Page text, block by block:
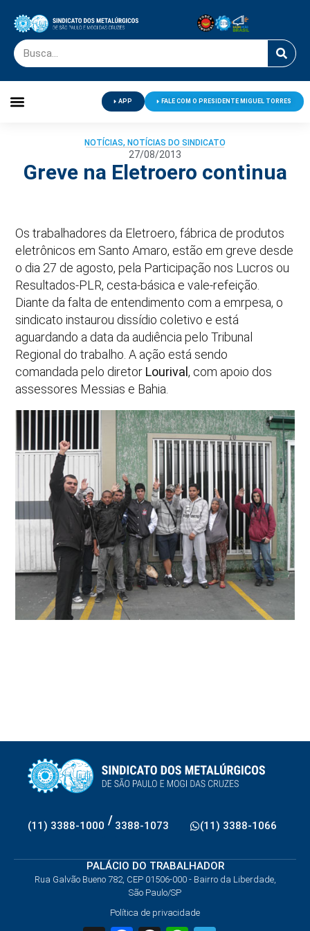
APP FALE COM O PRESIDENTE MIGUEL TORRES
NOTÍCIAS, NOTÍCIAS DO SINDICATO
27/08/2013
Greve na Eletroero continua
Os trabalhadores da Eletroero, fábrica de produtos
eletrônicos em Santo Amaro, estão em greve desde
o dia 27 de agosto, pela Participação nos Lucros ou
Resultados-PLR, cesta-básica e vale-refeição.
Diante da falta de entendimento com a emrpesa, o
sindicato instaurou dissídio coletivo e está
aguardando a data da audiência pelo Tribunal
Regional do trabalho. A ação está sendo
comandada pelo diretor Lourival, com apoio dos
assessores Messias e Bahia.
(11) 3388-1000 / 3388-1073 (11) 3388-1066
PALÁCIO DO TRABALHADOR
Rua Galvão Bueno 782, CEP 01506-000 - Bairro da Liberdade,
São Paulo/SP
Política de privacidade